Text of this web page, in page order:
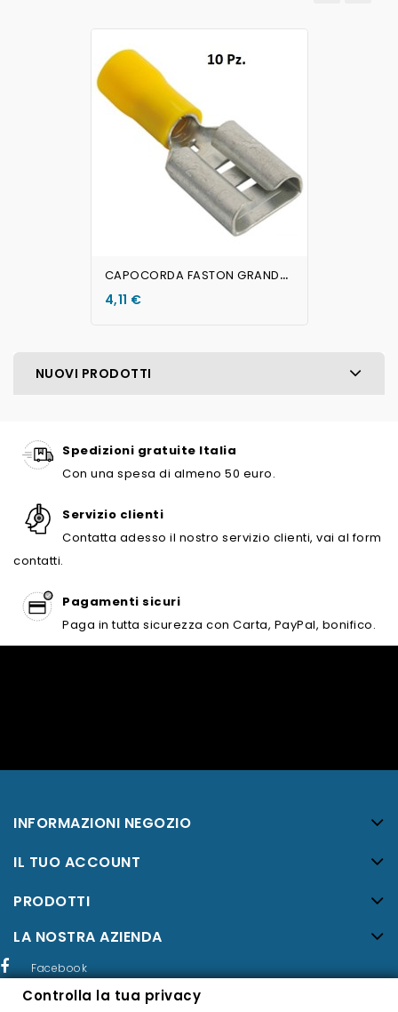
C
APOCORDA FASTON GRANDE 9,8...
4,11 €
NUOVI PRODOTTI
Spedizioni gratuite Italia
Con una spesa di almeno 50 euro.
Servizio clienti
Contatta adesso il nostro servizio clienti, vai al form
contatti.
Pagamenti sicuri
Paga in tutta sicurezza con Carta, PayPal, bonifico.
INFORMAZIONI NEGOZIO
IL TUO ACCOUNT
PRODOTTI
LA NOSTRA AZIENDA
Facebook
Twitter
Controlla la tua privacy